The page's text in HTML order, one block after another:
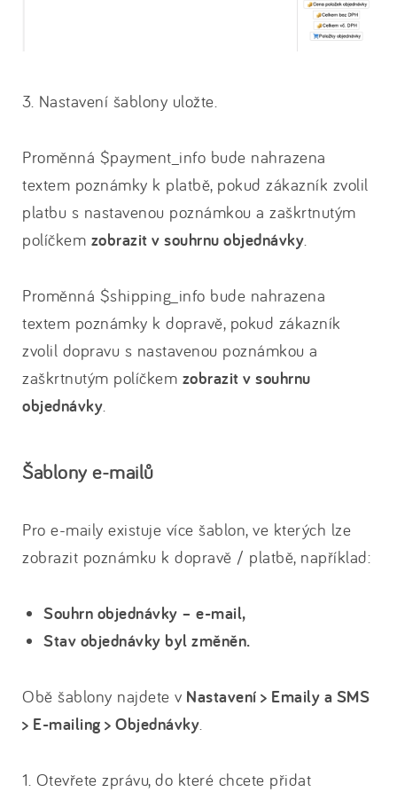
3. Nastavení šablony uložte.
Proměnná $payment_info bude nahrazena
textem poznámky k platbě, pokud zákazník zvolil
platbu s nastavenou poznámkou a zaškrtnutým
políčkem zobrazit v souhrnu objednávky.
Proměnná $shipping_info bude nahrazena
textem poznámky k dopravě, pokud zákazník
zvolil dopravu s nastavenou poznámkou a
zaškrtnutým políčkem zobrazit v souhrnu
objednávky.
Šablony e-mailů
Pro e-maily existuje více šablon, ve kterých lze
zobrazit poznámku k dopravě / platbě, například:
Souhrn objednávky – e-mail,
Stav objednávky byl změněn.
Obě šablony najdete v Nastavení > Emaily a SMS
> E-mailing > Objednávky.
1. Otevřete zprávu, do které chcete přidat